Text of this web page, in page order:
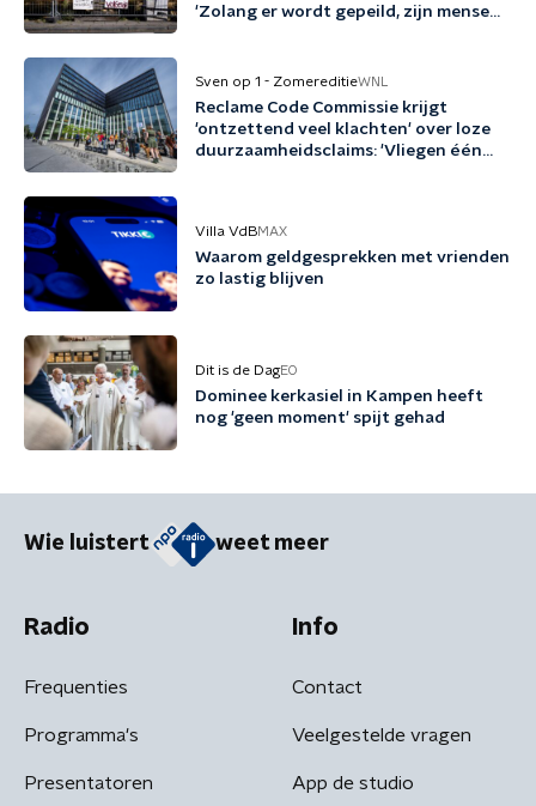
'Zolang er wordt gepeild, zijn mensen
Sven op 1 - ZomereditieWNL
Reclame Code Commissie krijgt
'ontzettend veel klachten' over loze
duurzaamheidsclaims: 'Vliegen één
Villa VdBMAX
Waarom geldgesprekken met vrienden
zo lastig blijven
Dit is de DagEO
Dominee kerkasiel in Kampen heeft
nog 'geen moment' spijt gehad
Wie luistert weet meer
Radio
Frequenties
Programma's
Presentatoren
Info
Contact
Veelgestelde vragen
App de studio